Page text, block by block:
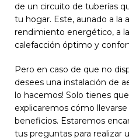
de un circuito de tuberías
tu hogar. Este, aunado a la
rendimiento energético, a
calefacción óptimo y
Pero en caso de que no
desees una instalación de
lo hacemos! Solo tienes
explicaremos cómo
beneficios. Estaremos
tus preguntas para realizar